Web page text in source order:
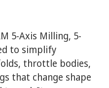
5-Axis Milling, 5-
to simplify
throttle bodies,
that change shape